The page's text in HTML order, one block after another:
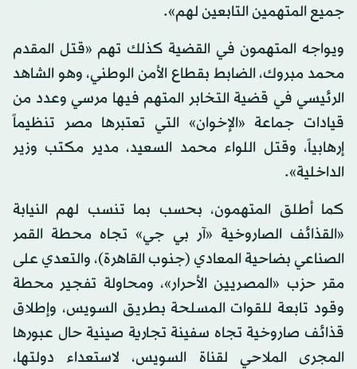
جميع المتهمين التابعين لهم».
ويواجه المتهمون في القضية كذلك تهم «قتل المقدم
محمد مبروك، الضابط بقطاع الأمن الوطني، وهو الشاهد
الرئيسي في قضية التخابر المتهم فيها مرسي وعدد من
قيادات جماعة «الإخوان» التي تعتبرها مصر تنظيماً
إرهابياً، وقتل اللواء محمد السعيد، مدير مكتب وزير
الداخلية».
كما أطلق المتهمون، بحسب بما تنسب لهم النيابة
«القذائف الصاروخية «آر بي جي» تجاه محطة القمر
الصناعي بضاحية المعادي (جنوب القاهرة)، والتعدي على
مقر حزب «المصريين الأحرار»، ومحاولة تفجير محطة
وقود تابعة للقوات المسلحة بطريق السويس، وإطلاق
قذائف صاروخية تجاه سفينة تجارية صينية حال عبورها
المجرى الملاحي لقناة السويس، لاستعداء دولتها،